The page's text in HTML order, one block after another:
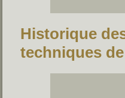
Historique
techniques